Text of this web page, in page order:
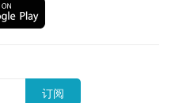
取报告)
服务,若再要求讲解,需
订阅